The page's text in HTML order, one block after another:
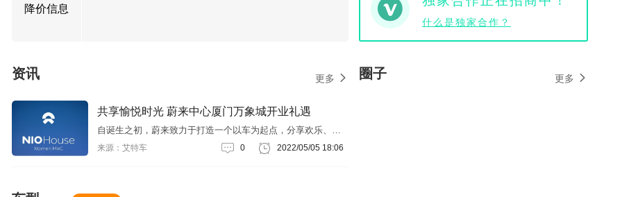
降价信息
什么是独家合作？
资讯 更多
共享愉悦时光 蔚来中心厦门万象城开业礼遇
自诞生之初，蔚来致力于打造一个以车为起点，分享欢乐、共
同成长的用户社区，为此NIO House应运而生，成为了一个蔚
来源：艾特车 0 2022/05/05 18:06
圈子 更多